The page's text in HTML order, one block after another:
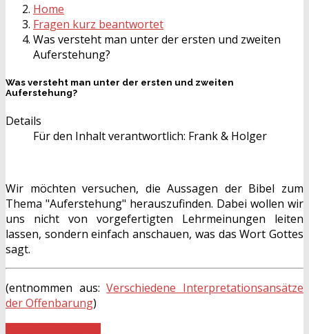
Home
Fragen kurz beantwortet
Was versteht man unter der ersten und zweiten
Auferstehung?
Was versteht man unter der ersten und zweiten
Auferstehung?
Details
Für den Inhalt verantwortlich: Frank & Holger
Wir möchten versuchen, die Aussagen der Bibel zum
Thema "Auferstehung" herauszufinden. Dabei wollen wir
uns nicht von vorgefertigten Lehrmeinungen leiten
lassen, sondern einfach anschauen, was das Wort Gottes
sagt.
(entnommen aus:Verschiedene Interpretationsansätze
der Offenbarung)